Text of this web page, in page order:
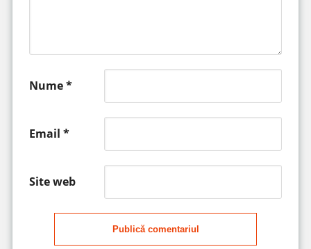
Nume*
Email *
Site web
Publică comentariul